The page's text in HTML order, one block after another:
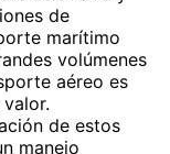
de
marítimo
volúmenes
aéreo es
de estos
manejo